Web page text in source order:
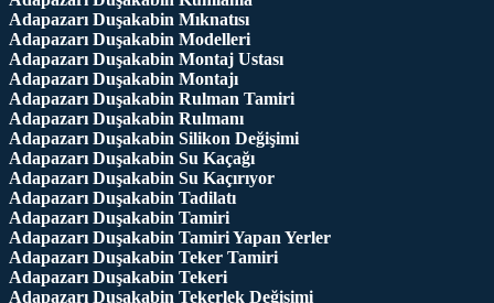
Adapazarı Duşakabin Mıknatısı
Adapazarı Duşakabin Modelleri
Adapazarı Duşakabin Montaj Ustası
Adapazarı Duşakabin Montajı
Adapazarı Duşakabin Rulman Tamiri
Adapazarı Duşakabin Rulmanı
Adapazarı Duşakabin Silikon Değişimi
Adapazarı Duşakabin Su Kaçağı
Adapazarı Duşakabin Su Kaçırıyor
Adapazarı Duşakabin Tadilatı
Adapazarı Duşakabin Tamiri
Adapazarı Duşakabin Tamiri Yapan Yerler
Adapazarı Duşakabin Teker Tamiri
Adapazarı Duşakabin Tekeri
Adapazarı Duşakabin Tekerlek Değişimi